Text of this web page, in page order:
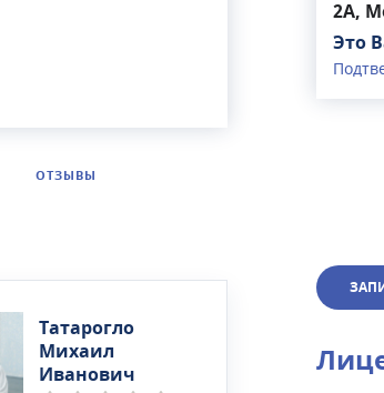
ОТЗЫВЫ
Татарогло
Михаил
Иванович
2А,
Это